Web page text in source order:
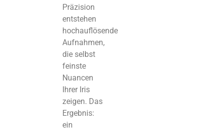
Präzision
entstehen
hochauflösende
Aufnahmen,
die selbst
feinste
Nuancen
Ihrer Iris
zeigen. Das
Ergebnis:
ein